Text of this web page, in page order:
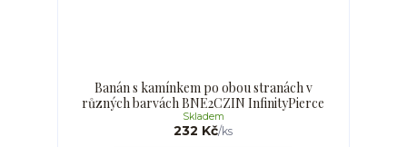
Banán s kamínkem po obou stranách v
různých barvách BNE2CZIN InfinityPierce
232 Kč/ks
Skladem